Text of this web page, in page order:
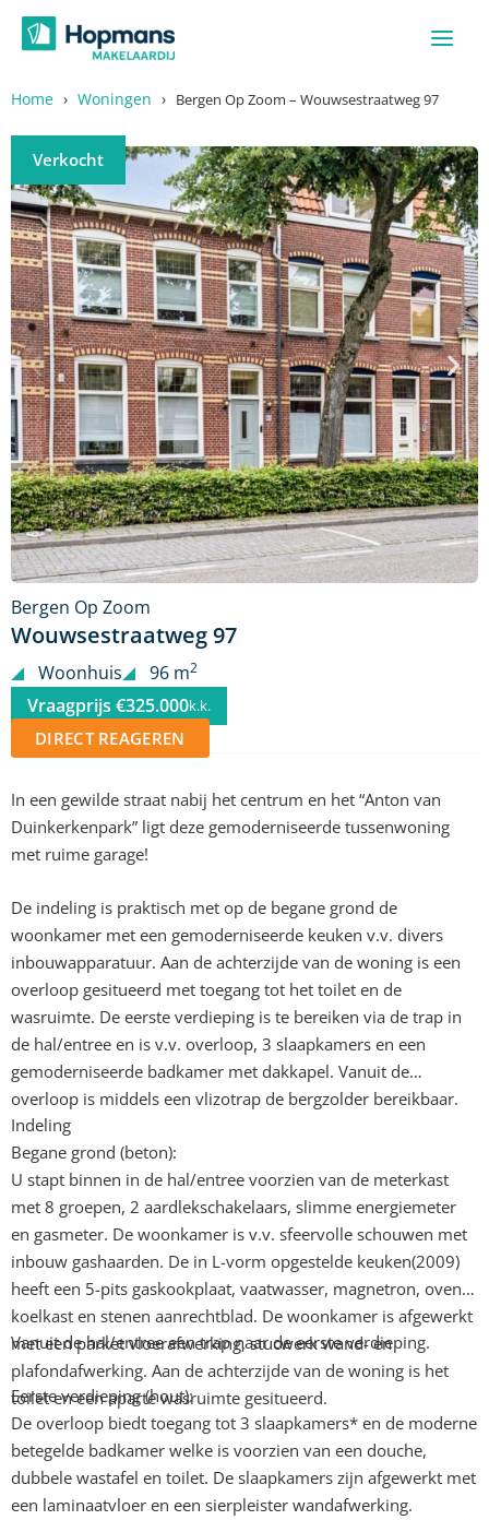
naar
inhoud
Home › Woningen › Bergen Op Zoom – Wouwsestraatweg 97
Verkocht
Bergen Op Zoom
Wouwsestraatweg 97
Woonhuis 96 m2
Vraagprijs €325.000k.k.
DIRECT REAGEREN
In een gewilde straat nabij het centrum en het “Anton van
Duinkerkenpark” ligt deze gemoderniseerde tussenwoning
met ruime garage!
De indeling is praktisch met op de begane grond de
woonkamer met een gemoderniseerde keuken v.v. divers
inbouwapparatuur. Aan de achterzijde van de woning is een
overloop gesitueerd met toegang tot het toilet en de
wasruimte. De eerste verdieping is te bereiken via de trap in
de hal/entree en is v.v. overloop, 3 slaapkamers en een
gemoderniseerde badkamer met dakkapel. Vanuit de
overloop is middels een vlizotrap de bergzolder bereikbaar.
Indeling
Begane grond (beton):
U stapt binnen in de hal/entree voorzien van de meterkast
met 8 groepen, 2 aardlekschakelaars, slimme energiemeter
en gasmeter. De woonkamer is v.v. sfeervolle schouwen met
inbouw gashaarden. De in L-vorm opgestelde keuken(2009)
heeft een 5-pits gaskookplaat, vaatwasser, magnetron, oven,
koelkast en stenen aanrechtblad. De woonkamer is afgewerkt
met een parket vloerafwerking, stucwerk wand- en
plafondafwerking. Aan de achterzijde van de woning is het
toilet en een aparte wasruimte gesitueerd.
Vanuit de hal/entree een trap naar de eerste verdieping.
Eerste verdieping (hout):
De overloop biedt toegang tot 3 slaapkamers* en de moderne
betegelde badkamer welke is voorzien van een douche,
dubbele wastafel en toilet. De slaapkamers zijn afgewerkt met
een laminaatvloer en een sierpleister wandafwerking.